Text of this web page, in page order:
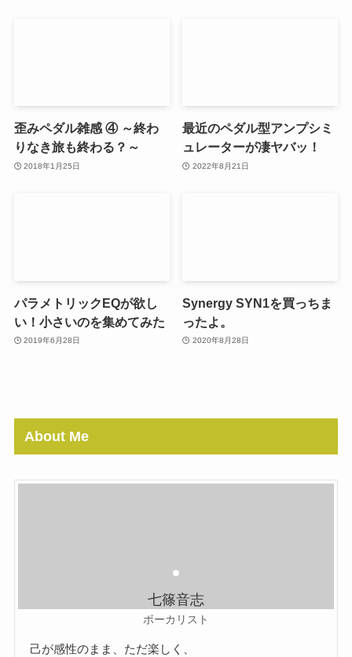
歪みペダル雑感 ④ ～終わ
りなき旅も終わる？～
2018年1月25日
最近のペダル型アンプシミ
ュレーターが凄ヤバッ！
2022年8月21日
パラメトリックEQが欲し
い！小さいのを集めてみた
2019年6月28日
Synergy SYN1を買っちま
ったよ。
2020年8月28日
About Me
七篠音志
ボーカリスト
己が感性のまま、ただ楽しく、